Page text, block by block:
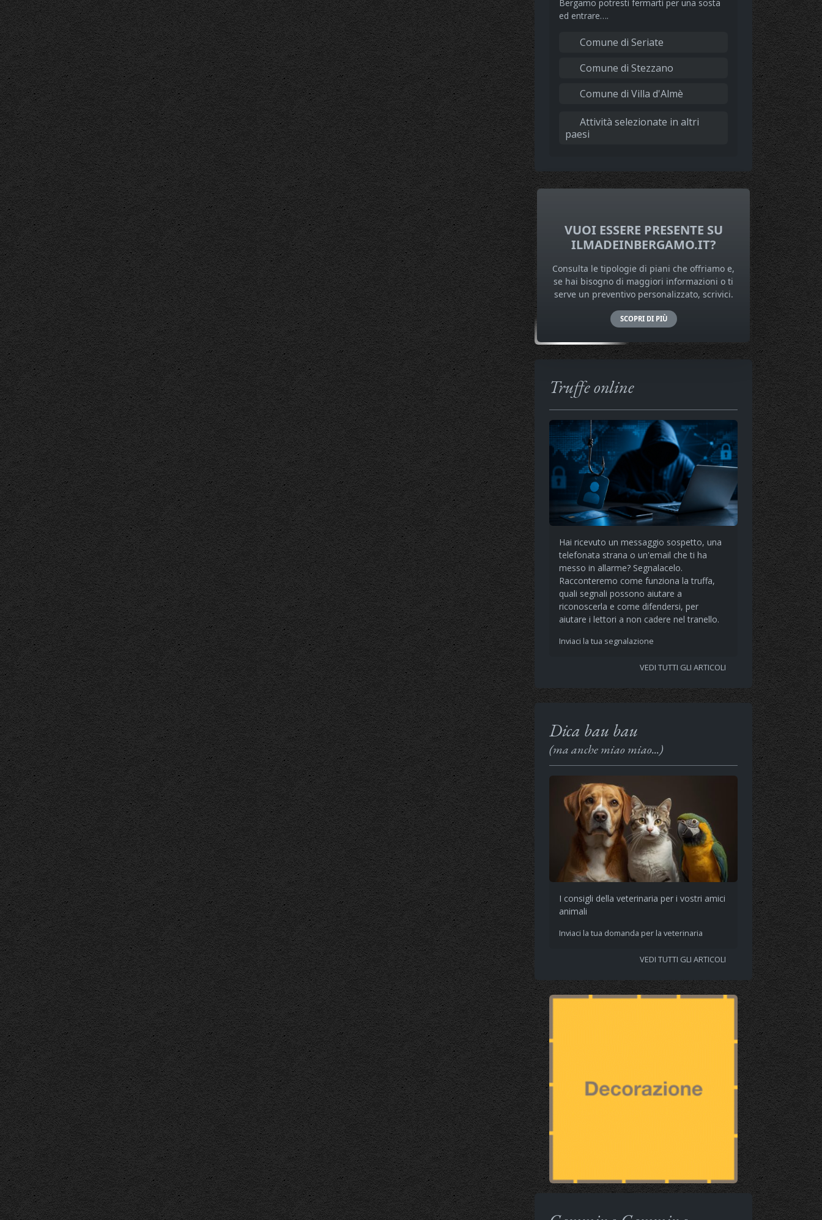
Bergamo potresti fermarti per una sosta
ed entrare….
Comune di Seriate
Comune di Stezzano
Comune di Villa d'Almè
Attività selezionate in altri
paesi
VUOI ESSERE PRESENTE SU
ILMADEINBERGAMO.IT?
Consulta le tipologie di piani che offriamo e,
se hai bisogno di maggiori informazioni o ti
serve un preventivo personalizzato, scrivici.
SCOPRI DI PIÙ
Truffe online
Hai ricevuto un messaggio sospetto, una
telefonata strana o un'email che ti ha
messo in allarme? Segnalacelo.
Racconteremo come funziona la truffa,
quali segnali possono aiutare a
riconoscerla e come difendersi, per
aiutare i lettori a non cadere nel tranello.
Inviaci la tua segnalazione
VEDI TUTTI GLI ARTICOLI
Dica bau bau
(ma anche miao miao...)
I consigli della veterinaria per i vostri amici
animali
Inviaci la tua domanda per la veterinaria
VEDI TUTTI GLI ARTICOLI